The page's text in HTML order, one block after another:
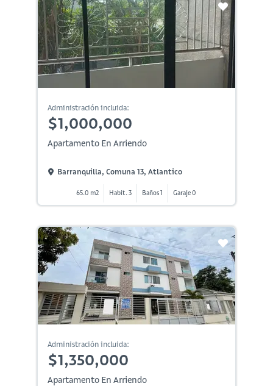
Administración incluida:
$1,000,000
Apartamento En Arriendo
Barranquilla, Comuna 13, Atlantico
65.0 m2 Habit. 3 Baños 1 Garaje 0
Administración incluida:
$1,350,000
Apartamento En Arriendo